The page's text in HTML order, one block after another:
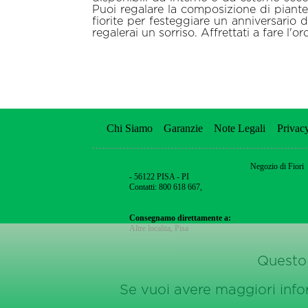
Puoi regalare la composizione di
fiorite per festeggiare un anniversario
regalerai un sorriso. Affrettati a fare
Chi Siamo Garanzie Note Legali
Negozio di Fiori
- 56122 PISA - PI
Contatti: 800 618 667,
Consegnamo direttamente a:
Altre localita, Pisa
Se vuoi avere maggiori